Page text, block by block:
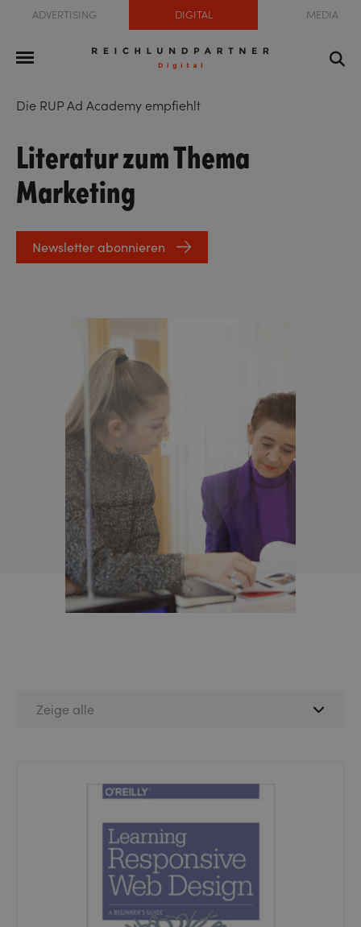
ADVERTISING DIGITAL MEDIA
Die RUP Ad Academy empfiehlt
Literatur zum Thema
Marketing
Newsletter abonnieren
Zeige alle